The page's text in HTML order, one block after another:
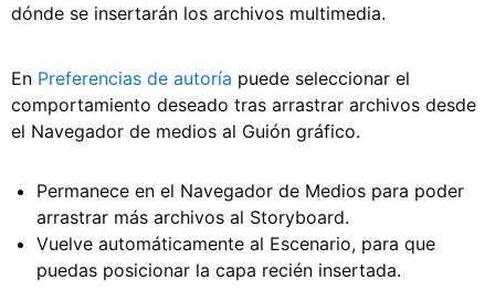
dónde se insertarán los archivos multimedia.
En Preferencias de autoría puede seleccionar el
comportamiento deseado tras arrastrar archivos desde
el Navegador de medios al Guión gráfico.
Permanece en el Navegador de Medios para poder
arrastrar más archivos al Storyboard.
Vuelve automáticamente al Escenario, para que
puedas posicionar la capa recién insertada.